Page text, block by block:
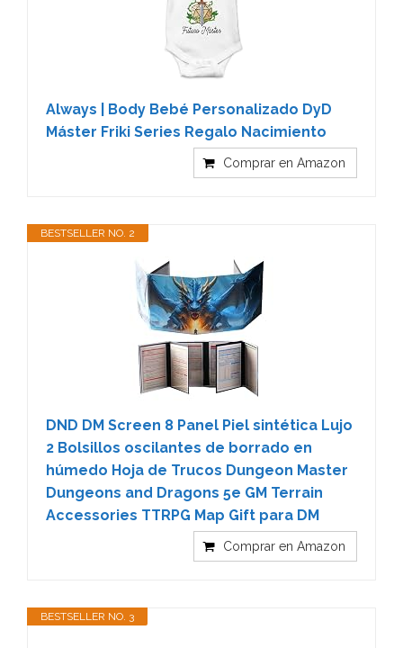
Always | Body Bebé Personalizado DyD
Máster Friki Series Regalo Nacimiento
Comprar en Amazon
BESTSELLER NO. 2
DND DM Screen 8 Panel Piel sintética Lujo
2 Bolsillos oscilantes de borrado en
húmedo Hoja de Trucos Dungeon Master
Dungeons and Dragons 5e GM Terrain
Accessories TTRPG Map Gift para DM
Comprar en Amazon
BESTSELLER NO. 3